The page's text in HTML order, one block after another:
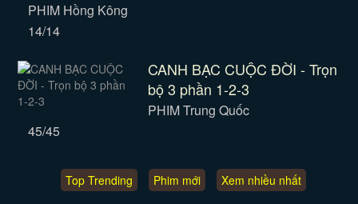
PHIM Hồng Kông
14/14
CANH BẠC CUỘC ĐỜI - Trọn
bộ 3 phần 1-2-3
PHIM Trung Quốc
45/45
Top Trending Phim mới Xem nhiều nhất